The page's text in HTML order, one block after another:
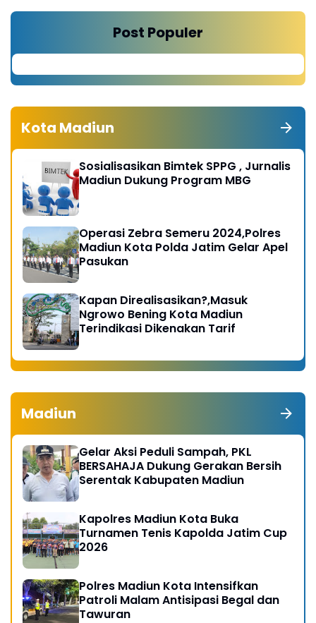
Post Populer
Kota Madiun
Sosialisasikan Bimtek SPPG , Jurnalis
Madiun Dukung Program MBG
Operasi Zebra Semeru 2024,Polres
Madiun Kota Polda Jatim Gelar Apel
Pasukan
Kapan Direalisasikan?,Masuk
Ngrowo Bening Kota Madiun
Terindikasi Dikenakan Tarif
Madiun
Gelar Aksi Peduli Sampah, PKL
BERSAHAJA Dukung Gerakan Bersih
Serentak Kabupaten Madiun
Kapolres Madiun Kota Buka
Turnamen Tenis Kapolda Jatim Cup
2026
Polres Madiun Kota Intensifkan
Patroli Malam Antisipasi Begal dan
Tawuran